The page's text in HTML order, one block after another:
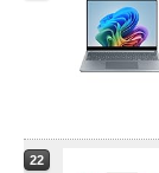
22